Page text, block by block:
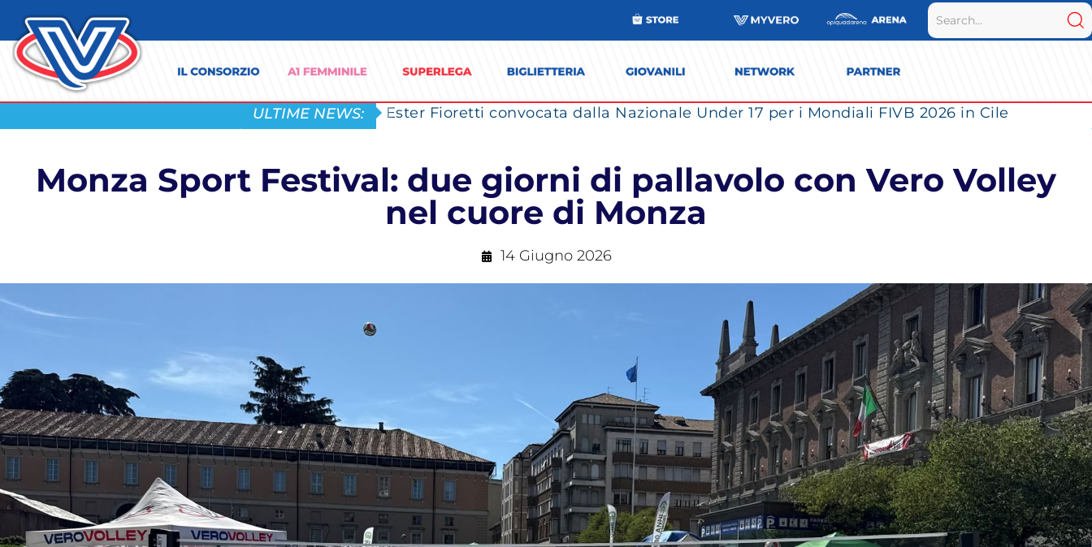
ULTIME NEWS: Ester Fioretti convocata dalla Nazionale Under 17 per i Mondiali FIVB 2026 in Cile
Monza Sport Festival: due giorni di pallavolo con Vero Volley
nel cuore di Monza
14 Giugno 2026